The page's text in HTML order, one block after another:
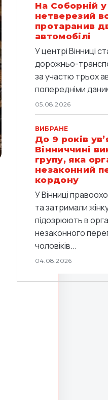
На Соборній у
нетверезий
протаранив
автомобілі
У центрі Вінниці
дорожньо-
за участю трьох
попередніми
05.08.2026
ВИБРАНЕ
До 9 років
Вінниччині
групу, яка
незаконний
кордону
У Вінниці
та затримали
підозрюють в
незаконного
чоловіків...
04.08.2026